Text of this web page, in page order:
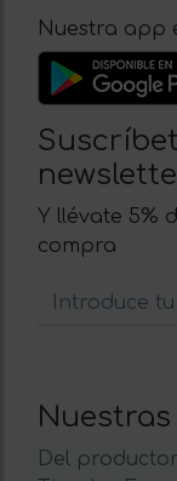
Nuestra app
Y llévate 5%
compra
Del